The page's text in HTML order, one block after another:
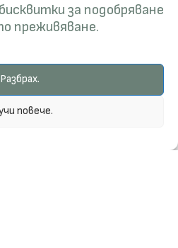
за подобряване
преживяване.
Разбрах.
повече.